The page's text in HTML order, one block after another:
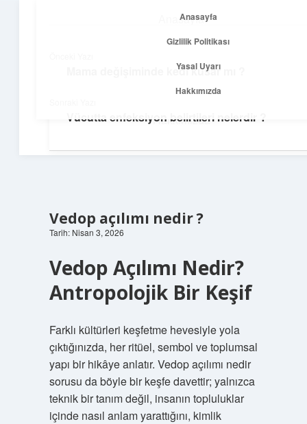
Anasayfa
Yasal Uyarı
Hakkımızda
Yolculuk ve İlham
Vedop açılımı nedir ?
Tarih: Nisan 3, 2026
Vedop Açılımı Nedir?
Antropolojik Bir Keşif
Farklı kültürleri keşfetme hevesiyle yola
çıktığınızda, her ritüel, sembol ve toplumsal
yapı bir hikâye anlatır. Vedop açılımı nedir
sorusu da böyle bir keşfe davettir; yalnızca
teknik bir tanım değil, insanın topluluklar
içinde nasıl anlam yarattığını, kimlik
Mama değişiminde kedi kusar mı ?
Vücutta enfeksiyon belirtileri nelerdir ?
Anasayfa
Gizlilik Politikası
Yasal Uyarı
Hakkımızda